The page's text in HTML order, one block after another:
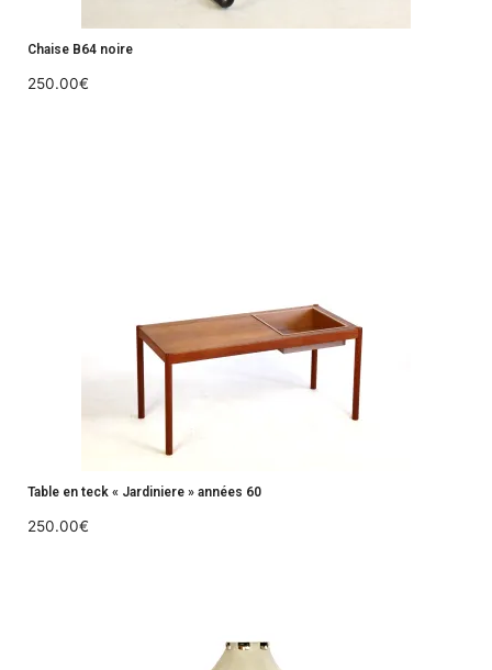
Chaise B64 noire
250.00€
Table en teck « Jardiniere » années 60
250.00€